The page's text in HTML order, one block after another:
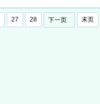
27 28 下一页 末页